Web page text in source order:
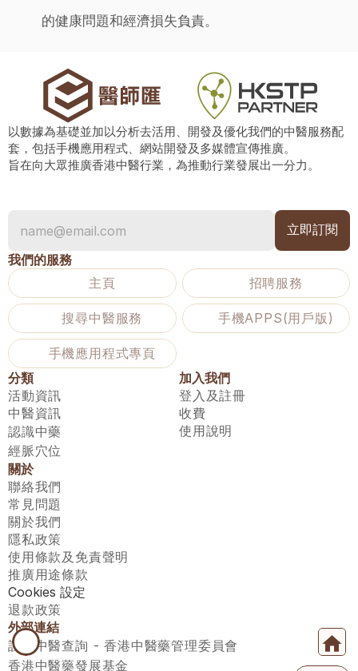
的健康問題和經濟損失負責。
以數據為基礎並加以分析去活用、開發及優化我們的中醫服務配
套，包括手機應用程式、網站開發及多媒體宣傳推廣。
旨在向大眾推廣香港中醫行業，為推動行業發展出一分力。
我們的服務
主頁
招聘服務
搜尋中醫服務 手機APPS(用戶版)
手機應用程式專頁
分類
活動資訊
中醫資訊
認識中藥
經脈穴位
加入我們
登入及註冊
收費
使用說明
關於
聯絡我們
常見問題
關於我們
隱私政策
使用條款及免責聲明
推廣用途條款
Cookies 設定
退款政策
外部連結
註冊中醫查詢 - 香港中醫藥管理委員會
香港中醫藥發展基金